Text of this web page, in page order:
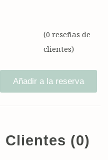
(0 reseñas de
clientes)
Añadir a la reserva
(0)